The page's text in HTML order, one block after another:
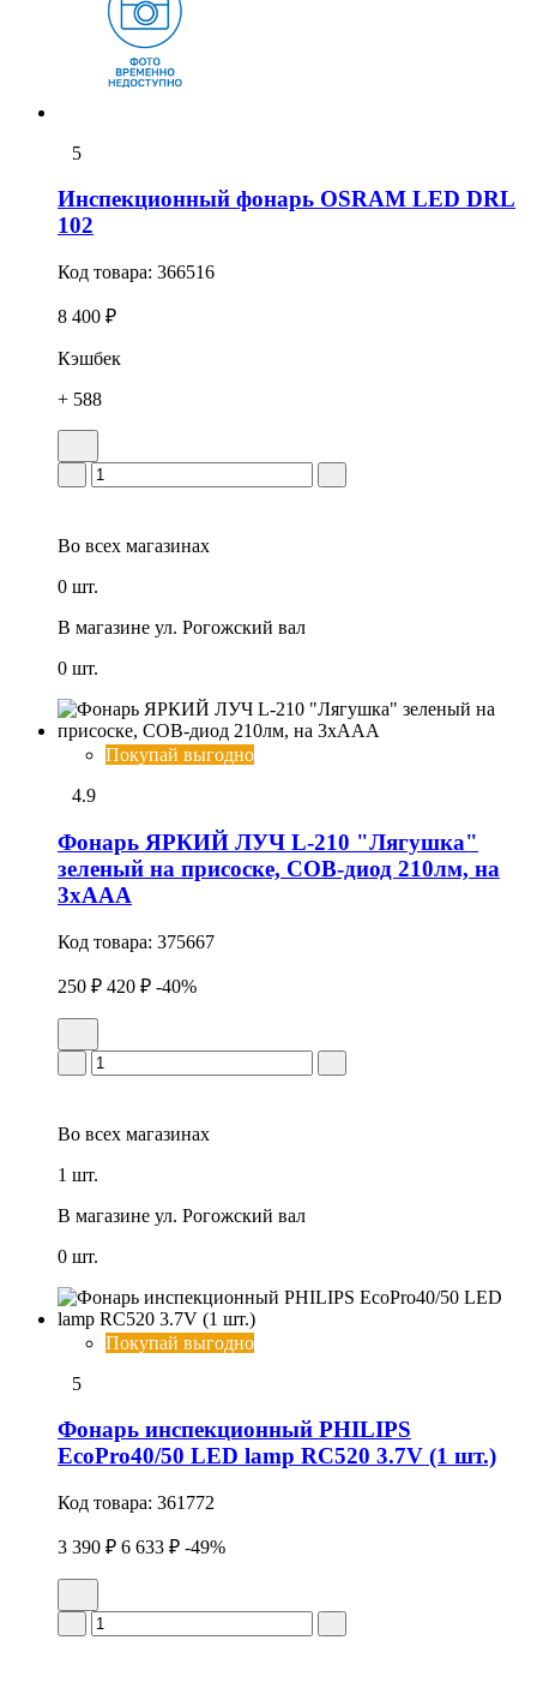
5
Инспекционный фонарь OSRAM LED DRL
102
Код товара: 366516
8 400 ₽
Кэшбек
+ 588
Во всех магазинах
0 шт.
В магазине ул. Рогожский вал
0 шт.
Покупай выгодно
4.9
Фонарь ЯРКИЙ ЛУЧ L-210 "Лягушка"
зеленый на присоске, COB-диод 210лм, на
3xAAA
Код товара: 375667
250 ₽ 420 ₽ -40%
Во всех магазинах
1 шт.
В магазине ул. Рогожский вал
0 шт.
Покупай выгодно
5
Фонарь инспекционный PHILIPS
EcoPro40/50 LED lamp RC520 3.7V (1 шт.)
Код товара: 361772
3 390 ₽ 6 633 ₽ -49%